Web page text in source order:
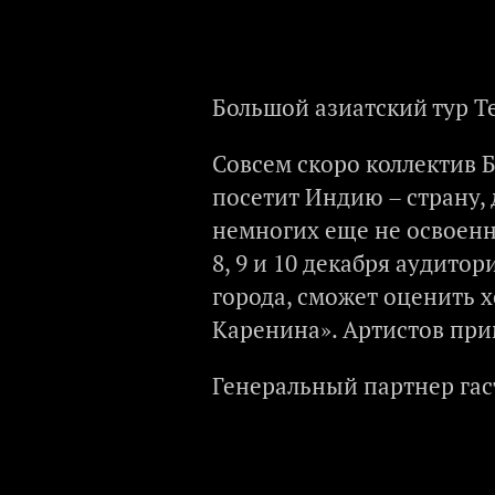
Большой азиатский тур
Совсем скоро
посетит Индию –
немногих еще не
8, 9 и 10 декабря
города, сможет оценить
Каренина». Артистов
Генеральный партнер